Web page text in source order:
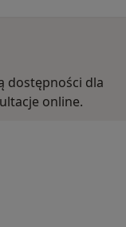
dostępności dla
online.